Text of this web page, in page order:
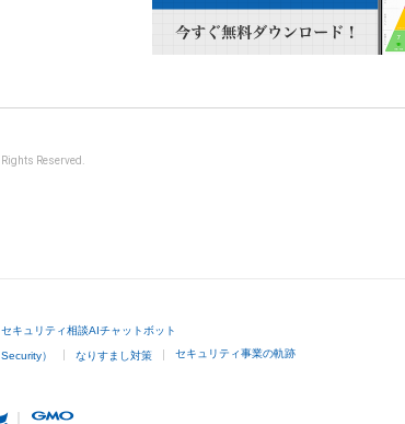
Reserved.
セキュリティ相談AIチャットボット
） なりすまし対策 セキュリティ事業の軌跡